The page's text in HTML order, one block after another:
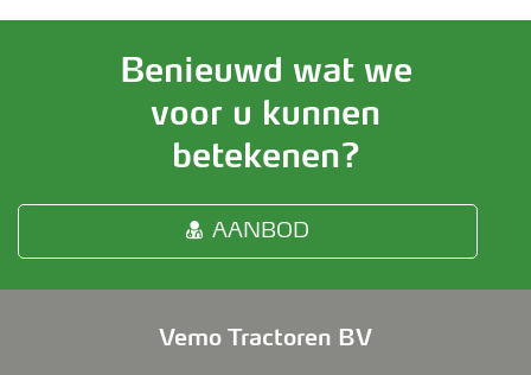
Benieuwd wat we
voor u kunnen
betekenen?
AANBOD
Vemo Tractoren BV